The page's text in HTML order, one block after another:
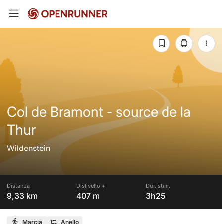
Col de Bramont - source de la
Thur
Wildenstein
Distanza
9,33 km
Dislivello +
407 m
Dur. stim.
3h25
Marcia Anello